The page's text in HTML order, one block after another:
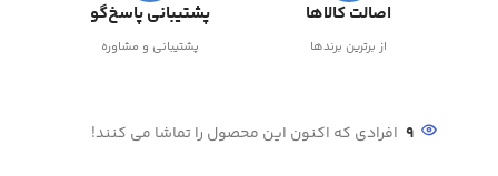
اصالت کالاها
از برترین برندها
پشتیبانی پاسخ‌گو
پشتیبانی و مشاوره
9 افرادی که اکنون این محصول را تماشا می کنند!